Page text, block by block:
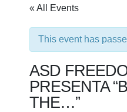
« All Events
This event has
ASD
PRESENTA
THE…”